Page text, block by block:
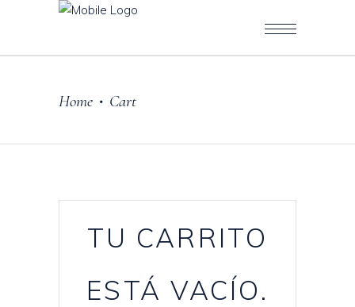
Home • Cart
TU CARRITO
ESTÁ VACÍO.